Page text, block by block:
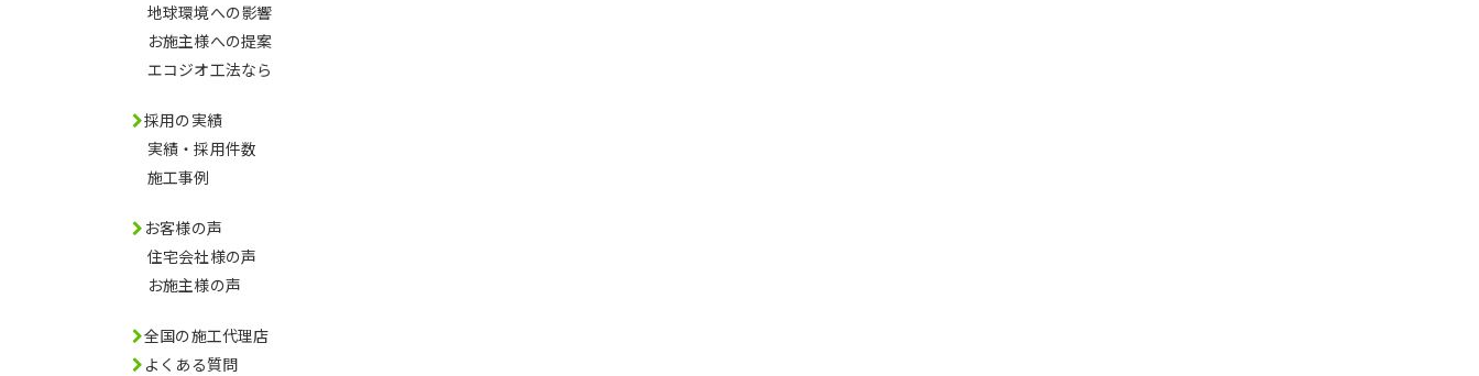
地球環境への影響
お施主様への提案
エコジオ工法なら
採用の実績
実績・採用件数
施工事例
お客様の声
住宅会社様の声
お施主様の声
全国の施工代理店
よくある質問